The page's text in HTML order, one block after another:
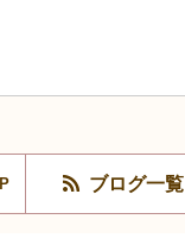
ブログ一覧